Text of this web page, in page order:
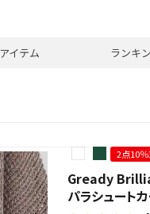
イテム ランキ
2点10
Gready
パラシュート